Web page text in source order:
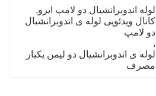
لوله اندوبرانشیال دو لامپ ایزو,
کانال ویدئویی لوله ی اندوبرانشیال
دو لامپ
,
لوله ی اندوبرانشیال دو لیمن یکبار
مصرف